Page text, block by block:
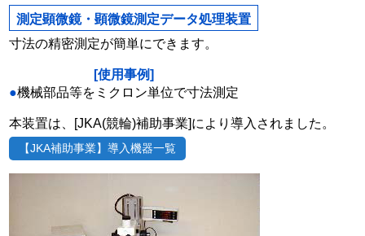
測定顕微鏡・顕微鏡測定データ処理装置
寸法の精密測定が簡単にできます。
[使用事例]
●機械部品等をミクロン単位で寸法測定
本装置は、[JKA(競輪)補助事業]により導入されました。
【JKA補助事業】導入機器一覧